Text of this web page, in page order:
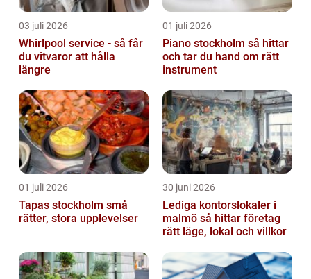
03 juli 2026
Whirlpool service - så får
du vitvaror att hålla
längre
01 juli 2026
Piano stockholm så hittar
och tar du hand om rätt
instrument
01 juli 2026
Tapas stockholm små
rätter, stora upplevelser
30 juni 2026
Lediga kontorslokaler i
malmö så hittar företag
rätt läge, lokal och villkor